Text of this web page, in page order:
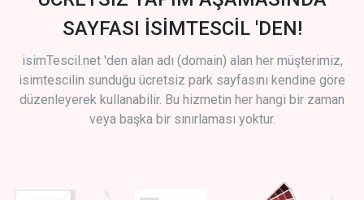
SAYFASI İSİMTESCİL 'DEN!
isimTescil.net 'den alan adı (domain) alan her müşterimiz,
isimtescilin sunduğu ücretsiz park sayfasını kendine göre
düzenleyerek kullanabilir. Bu hizmetin her hangi bir zaman
veya başka bir sınırlaması yoktur.